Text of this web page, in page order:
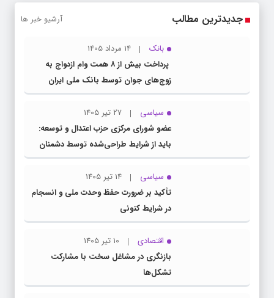
جدیدترین مطالب آرشیو خبر ها
بانک
14 مرداد 1405
پرداخت بیش از ۸ همت وام ازدواج به
زوج‌های جوان توسط بانک ملی ایران
سیاسی
27 تیر 1405
عضو شورای مرکزی حزب اعتدال و توسعه:
باید از شرایط طراحی‌شده توسط دشمنان
عبور کنیم
سیاسی
14 تیر 1405
تأکید بر ضرورت حفظ وحدت ملی و انسجام
در شرایط کنونی
اقتصادی
10 تیر 1405
بازنگری در مشاغل سخت با مشارکت
تشکل‌ها